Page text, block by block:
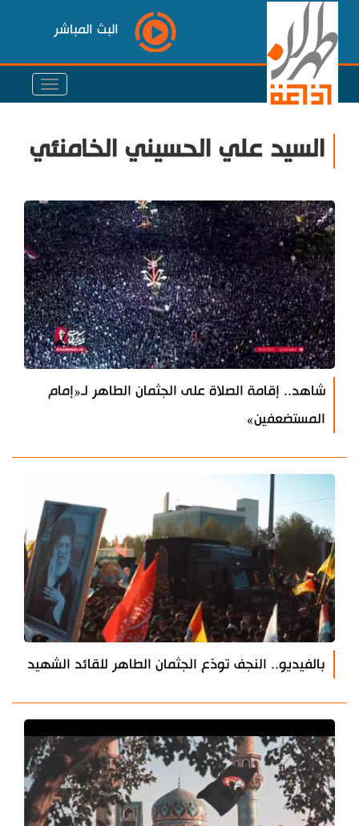
البث المباشر
السيد علي الحسيني الخامنئي
شاهد.. إقامة الصلاة على الجثمان الطاهر لـ«إمام
المستضعفين»
بالفيديو.. النجف تودّع الجثمان الطاهر للقائد الشهيد